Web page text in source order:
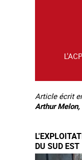
Article écrit
Arthur Melon,
DU SUD EST